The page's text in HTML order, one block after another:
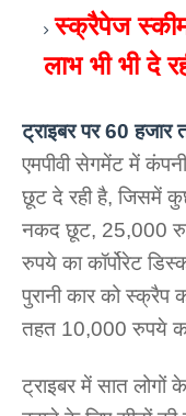
स्क्रैपेज
लाभ भी भी दे
ट्राइबर पर 60
एमपीवी सेगमेंट में
छूट दे रही है, जिसमें
नकद छूट, 25,000
रुपये का कॉर्पोरेट
पुरानी कार को
तहत 10,000 रुपये
ट्राइबर में सात